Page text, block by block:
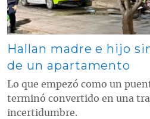
Hallan madre e hijo
de un apartamento
Lo que empezó como un
terminó convertido en una
incertidumbre.